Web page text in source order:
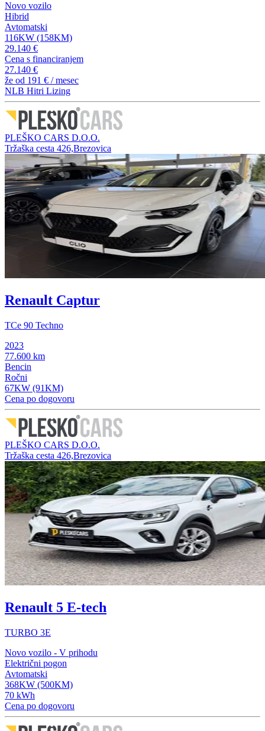
Novo vozilo
Hibrid
Avtomatski
116KW (158KM)
29.140 €
Cena s financiranjem
27.140 €
že od 191 € / mesec
NLB Hitri Lizing
PLEŠKO CARS D.O.O.
Tržaška cesta 426,Brezovica
Renault Captur
TCe 90 Techno
2023
77.600 km
Bencin
Ročni
67KW (91KM)
Cena po dogovoru
PLEŠKO CARS D.O.O.
Tržaška cesta 426,Brezovica
Renault 5 E-tech
TURBO 3E
Novo vozilo - V prihodu
Električni pogon
Avtomatski
368KW (500KM)
70 kWh
Cena po dogovoru